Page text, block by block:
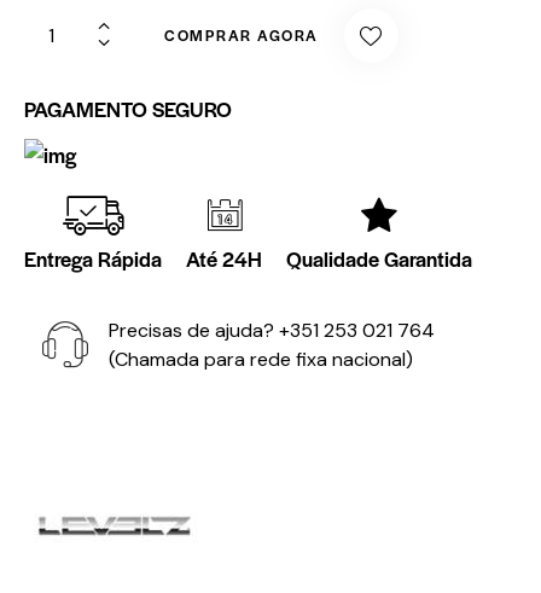
COMPRAR AGORA
PAGAMENTO SEGURO
Entrega Rápida Até 24H Qualidade Garantida
Precisas de ajuda? +351 253 021 764
(Chamada para rede fixa nacional)